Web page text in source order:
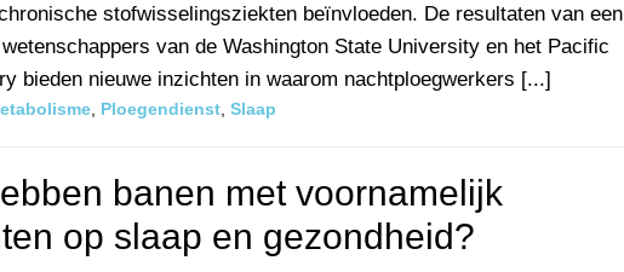
stofwisselingsziekten beïnvloeden. De resultaten van een
van de Washington State University en het Pacific
bieden nieuwe inzichten in waarom nachtploegwerkers [...]
Ploegendienst Slaap
banen met voornamelijk
op slaap en gezondheid?